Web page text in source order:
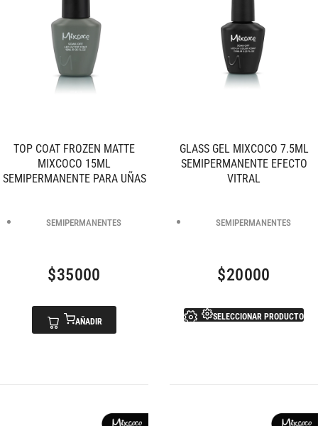
TOP COAT FROZEN MATTE
MIXCOCO 15ML
SEMIPERMANENTE PARA UÑAS
SEMIPERMANENTES
$35000
AÑADIR
GLASS GEL MIXCOCO 7.5ML
SEMIPERMANENTE EFECTO
VITRAL
SEMIPERMANENTES
$20000
SELECCIONAR PRODUCTO